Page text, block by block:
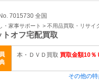
7015730 全国
・家事サポート > 不用品買取・リサイ
トオフ宅配買取
本・ＤＶＤ買取 買取金額10％
その他の